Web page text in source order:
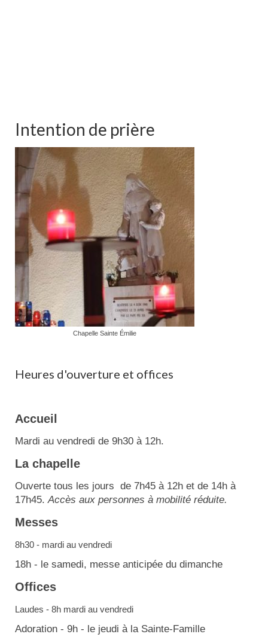
Intention de prière
Chapelle Sainte Émilie
Heures d'ouverture et offices
Accueil
Mardi au vendredi de 9h30 à 12h.
La chapelle
Ouverte tous les jours de 7h45 à 12h et de 14h à
17h45.Accès aux personnes à mobilité réduite.
Messes
8h30 - mardi au vendredi
18h - le samedi, messe anticipée du dimanche
Offices
Laudes - 8h mardi au vendredi
Adoration - 9h - le jeudi à la Sainte-Famille